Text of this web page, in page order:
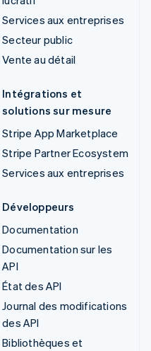
Services aux entreprises
Secteur public
Vente au détail
Intégrations et
solutions sur mesure
Stripe App Marketplace
Stripe Partner Ecosystem
Services aux entreprises
Développeurs
Documentation
Documentation sur les
API
État des API
Journal des modifications
des API
Bibliothèques et